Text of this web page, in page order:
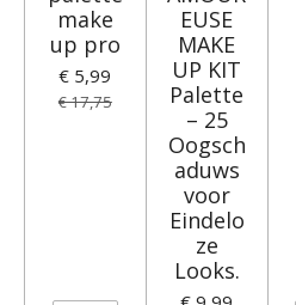
make
up pro
€ 5,99
€ 17,75
EUSE
MAKE
UP KIT
Palette
– 25
Oogsch
aduws
voor
Eindelo
ze
Looks.